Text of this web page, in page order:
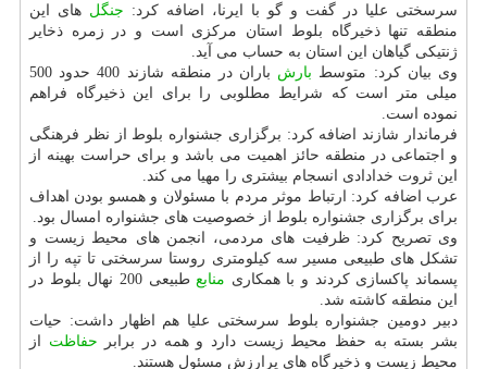
سرسختی علیا در گفت و گو با ایرنا، اضافه كرد: جنگل های این
منطقه تنها ذخیرگاه بلوط استان مركزی است و در زمره ذخایر
ژنتیكی گیاهان این استان به حساب می آید.
وی بیان كرد: متوسط بارش
باران در منطقه شازند 400 حدود 500
میلی متر است كه شرایط مطلوبی را برای این ذخیرگاه فراهم
نموده است.
فرماندار شازند اضافه كرد: برگزاری جشنواره بلوط از نظر فرهنگی
و اجتماعی در منطقه حائز اهمیت می باشد و برای حراست بهینه از
این ثروت خدادادی انسجام بیشتری را مهیا می كند.
عرب اضافه كرد: ارتباط موثر مردم با مسئولان و همسو بودن اهداف
برای برگزاری جشنواره بلوط از خصوصیت های جشنواره امسال بود.
وی تصریح كرد: ظرفیت های مردمی، انجمن های محیط زیست و
تشكل های طبیعی مسیر سه كیلومتری روستا سرسختی تا تپه را از
پسماند پاكسازی كردند و با همكاری منابع
طبیعی 200 نهال بلوط در
این منطقه كاشته شد.
دبیر دومین جشنواره بلوط سرسختی علیا هم اظهار داشت: حیات
بشر بسته به حفظ محیط زیست دارد و همه در برابر حفاظت از
محیط زیست و ذخیرگاه های پرارزش مسئول هستند.